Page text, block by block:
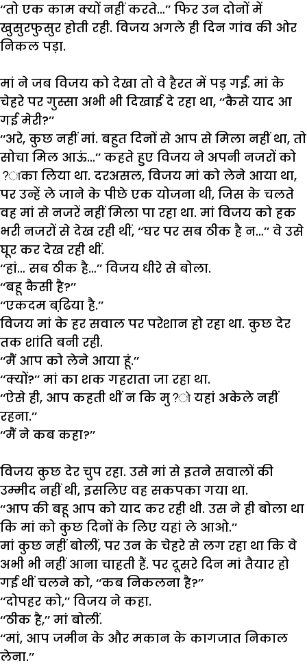
‘‘तो एक काम क्यों नहीं करते…’’ फिर उन दोनों में
खुसुरफुसुर होती रही. विजय अगले ही दिन गांव की ओर
निकल पड़ा.
मां ने जब विजय को देखा तो वे हैरत में पड़ गईं. मां के
चेहरे पर गुस्सा अभी भी दिखाई दे रहा था, ‘‘कैसे याद आ
गई मेरी?’’
‘‘अरे, कुछ नहीं मां. बहुत दिनों से आप से मिला नहीं था, तो
सोचा मिल आऊं…’’ कहते हुए विजय ने अपनी नजरों को
?ाका लिया था. दरअसल, विजय मां को लेने आया था,
पर उन्हें ले जाने के पीछे एक योजना थी, जिस के चलते
वह मां से नजरें नहीं मिला पा रहा था. मां विजय को हक
भरी नजरों से देख रही थीं, ‘‘घर पर सब ठीक है न…’’ वे उसे
घूर कर देख रही थीं.
‘‘हां… सब ठीक है…’’ विजय धीरे से बोला.
‘‘बहू कैसी है?’’
‘‘एकदम बढि़या है.’’
विजय मां के हर सवाल पर परेशान हो रहा था. कुछ देर
तक शांति बनी रही.
‘‘मैं आप को लेने आया हूं.’’
‘‘क्यों?’’ मां का शक गहराता जा रहा था.
‘‘ऐसे ही, आप कहती थीं न कि मु? यहां अकेले नहीं
रहना.’’
‘‘मैं ने कब कहा?’’
विजय कुछ देर चुप रहा. उसे मां से इतने सवालों की
उम्मीद नहीं थी, इसलिए वह सकपका गया था.
‘‘आप की बहू आप को याद कर रही थी. उस ने ही बोला था
कि मां को कुछ दिनों के लिए यहां ले आओ.’’
मां कुछ नहीं बोलीं, पर उन के चेहरे से लग रहा था कि वे
अभी भी नहीं आना चाहती हैं. पर दूसरे दिन मां तैयार हो
गई थीं चलने को, ‘‘कब निकलना है?’’
‘‘दोपहर को,’’ विजय ने कहा.
‘‘ठीक है,’’ मां बोलीं.
‘‘मां, आप जमीन के और मकान के कागजात निकाल
लेना.’’